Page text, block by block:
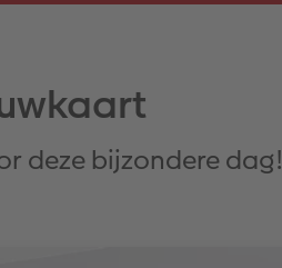
deze bijzondere dag!